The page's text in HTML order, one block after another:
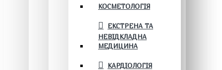
КОСМЕТОЛОГІЯ
ЕКСТРЕНА ТА
НЕВІДКЛАДНА
МЕДИЦИНА
КАРДІОЛОГІЯ